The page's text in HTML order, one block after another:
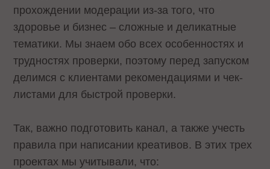
прохождении модерации из-за того, что
здоровье и бизнес – сложные и деликатные
тематики. Мы знаем обо всех особенностях и
трудностях проверки, поэтому перед запуском
делимся с клиентами рекомендациями и чек-
листами для быстрой проверки.
Так, важно подготовить канал, а также учесть
правила при написании креативов. В этих трех
проектах мы учитывали, что: